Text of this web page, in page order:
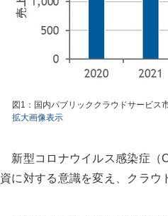
図1：国内パブリッククラウドサービス
拡大画像表示
新型コロナウイルス感染症（
資に対する意識を変え、クラウ